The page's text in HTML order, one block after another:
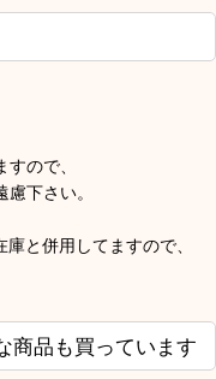
ので、
下さい。
と併用してますので、
商品も買っています